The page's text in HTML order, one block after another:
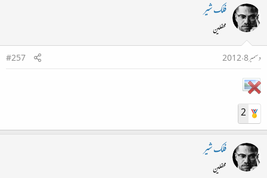
فلک شیر
محفلین
دسمبر 8، 2012
#257
2
فلک شیر
محفلین